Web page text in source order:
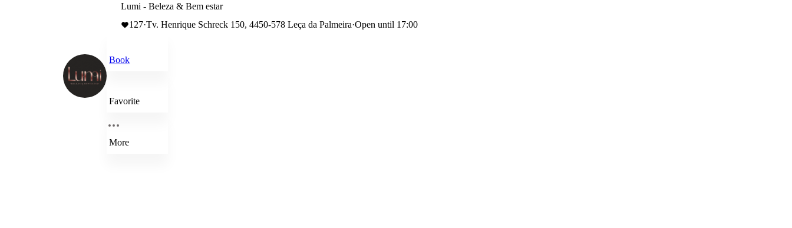
Lumi - Beleza & Bem estar
127·Tv. Henrique Schreck 150, 4450-578 Leça da Palmeira·Open until 17:00
Book
Favorite
More